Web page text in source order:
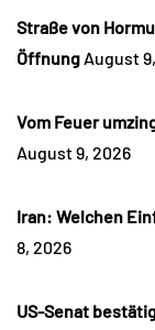
Straße von
Öffnung August
Vom Feuer
August 9, 2026
Iran: Welchen
8, 2026
US-Senat